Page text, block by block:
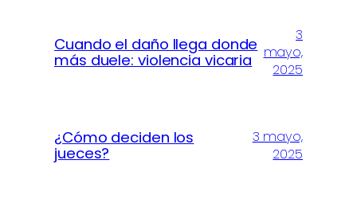
Cuando el daño llega donde
más duele: violencia vicaria
3
mayo,
2025
¿Cómo deciden los
jueces?
3 mayo,
2025